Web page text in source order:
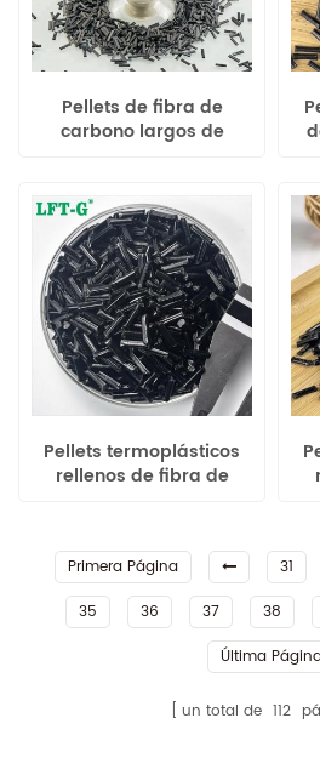
Pellets de fibra de
carbono largos de
Pellets termoplásticos
rellenos de fibra de
alta tenacidad
Primera Página 31
35
36 37 38
Última
un total de 112